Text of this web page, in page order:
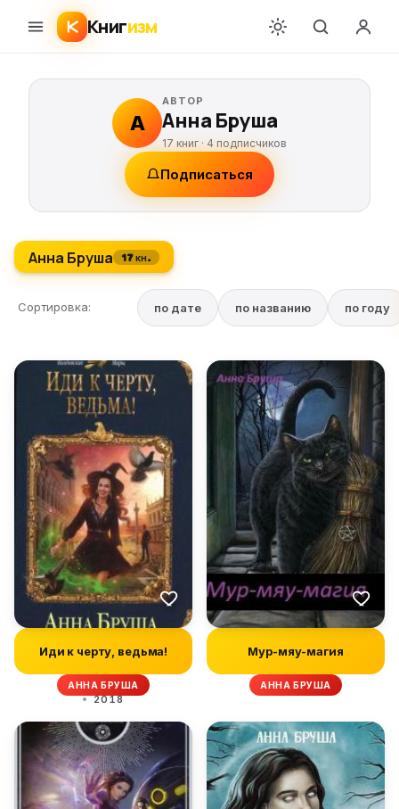
Книгизм
А
АВТОР
Анна Бруша
17 книг · 4 подписчиков
Подписаться
Анна Бруша 17 кн.
Сортировка: по дате по названию по году
Иди к черту, ведьма!
АННА БРУША
2018
Мур-мяу-магия
АННА БРУША